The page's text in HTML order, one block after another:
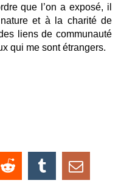
que l’on a exposé, il
et à la charité de
liens de communauté
qui me sont étrangers.